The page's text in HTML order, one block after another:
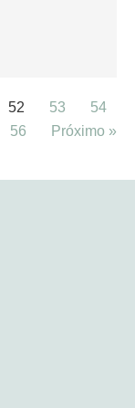
52 53
54
56 Próximo »